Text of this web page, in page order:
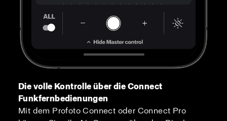
Die volle Kontrolle über die Connect
Funkfernbedienungen
Mit dem Profoto Connect oder Connect Pro